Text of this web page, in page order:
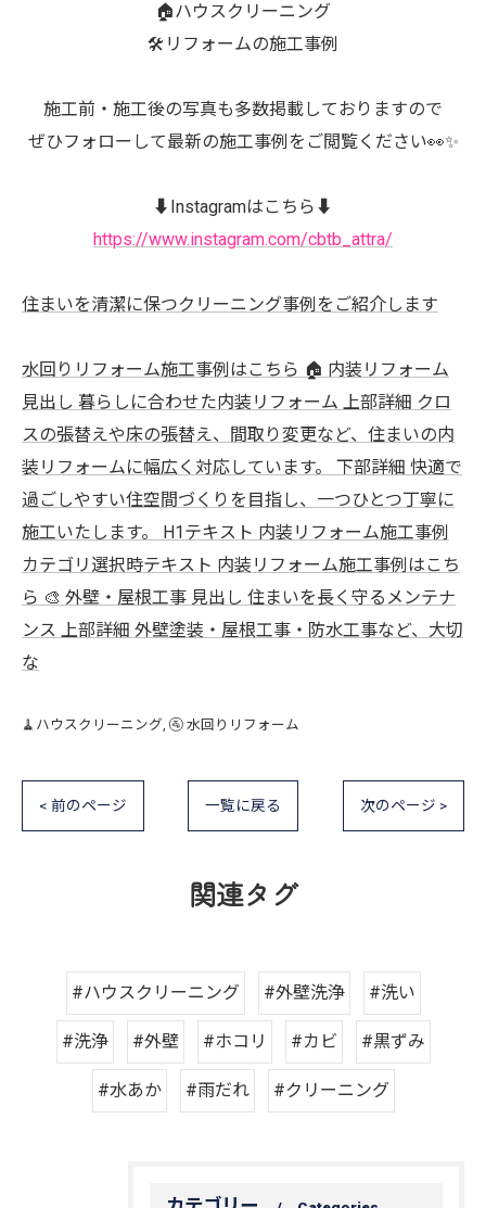
🏠ハウスクリーニング
🛠️リフォームの施工事例
施工前・施工後の写真も多数掲載しておりますので
ぜひフォローして最新の施工事例をご閲覧ください👀✨
⬇️Instagramはこちら⬇️
https://www.instagram.com/cbtb_attra/
住まいを清潔に保つクリーニング事例をご紹介します
水回りリフォーム施工事例はこちら 🏠 内装リフォーム
見出し 暮らしに合わせた内装リフォーム 上部詳細 クロ
スの張替えや床の張替え、間取り変更など、住まいの内
装リフォームに幅広く対応しています。 下部詳細 快適で
過ごしやすい住空間づくりを目指し、一つひとつ丁寧に
施工いたします。 H1テキスト 内装リフォーム施工事例
カテゴリ選択時テキスト 内装リフォーム施工事例はこち
ら 🎨 外壁・屋根工事 見出し 住まいを長く守るメンテナ
ンス 上部詳細 外壁塗装・屋根工事・防水工事など、大切
な
🧹ハウスクリーニング 🚰 水回りリフォーム
< 前のページ 一覧に戻る 次のページ >
関連タグ
#ハウスクリーニング #外壁洗浄 #洗い
#洗浄 #外壁 #ホコリ #カビ #黒ずみ
#水あか #雨だれ #クリーニング